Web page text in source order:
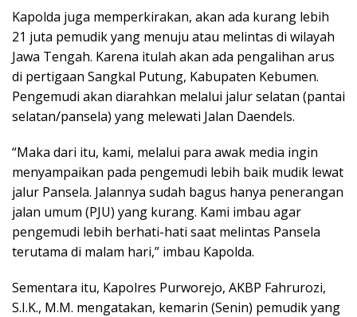
Kapolda juga memperkirakan, akan ada kurang lebih
21 juta pemudik yang menuju atau melintas di wilayah
Jawa Tengah. Karena itulah akan ada pengalihan arus
di pertigaan Sangkal Putung, Kabupaten Kebumen.
Pengemudi akan diarahkan melalui jalur selatan (pantai
selatan/pansela) yang melewati Jalan Daendels.
“Maka dari itu, kami, melalui para awak media ingin
menyampaikan pada pengemudi lebih baik mudik lewat
jalur Pansela. Jalannya sudah bagus hanya penerangan
jalan umum (PJU) yang kurang. Kami imbau agar
pengemudi lebih berhati-hati saat melintas Pansela
terutama di malam hari,” imbau Kapolda.
Sementara itu, Kapolres Purworejo, AKBP Fahrurozi,
S.I.K., M.M. mengatakan, kemarin (Senin) pemudik yang